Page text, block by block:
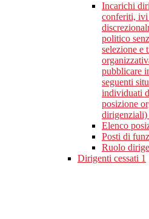
Incarichi
conferiti,
politico
selezione e
pubblicare
seguenti
individuati
posizione
dirigenziali)
Elenco
Posti di
Ruolo
Dirigenti cessati 1